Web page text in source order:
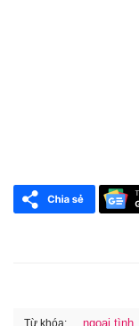
ngoại tình